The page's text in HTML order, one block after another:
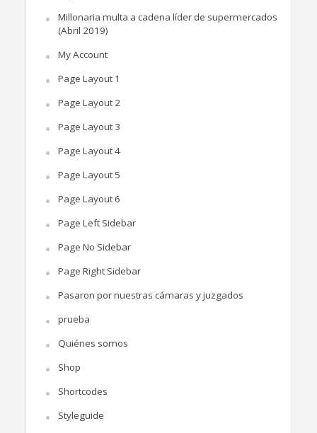
Millonaria multa a cadena líder de supermercados
(Abril 2019)
My Account
Page Layout 1
Page Layout 2
Page Layout 3
Page Layout 4
Page Layout 5
Page Layout 6
Page Left Sidebar
Page No Sidebar
Page Right Sidebar
Pasaron por nuestras cámaras y juzgados
prueba
Quiénes somos
Shop
Shortcodes
Styleguide